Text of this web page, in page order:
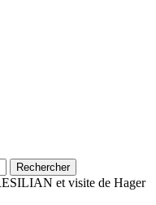
Rechercher
et visite de Hager